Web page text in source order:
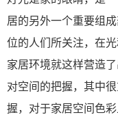
居的另外一个重要组
位的人们所关注，在
家居环境就这样营造了
对空间的把握，其中
握，对于家居空间色